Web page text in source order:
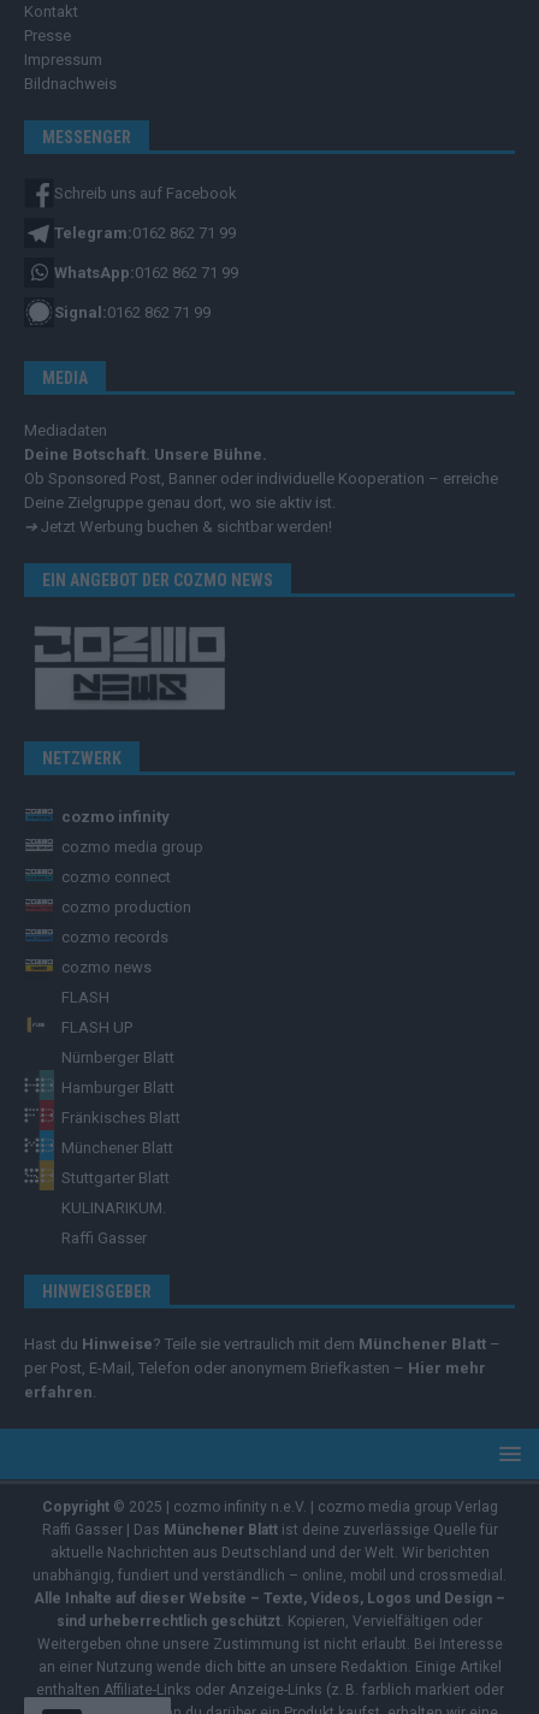
Kontakt
Presse
Impressum
Bildnachweis
MESSENGER
Schreib uns auf Facebook
Telegram:0162 862 71 99
WhatsApp:0162 862 71 99
Signal:0162 862 71 99
MEDIA
Mediadaten
Deine Botschaft. Unsere Bühne.
Ob Sponsored Post, Banner oder individuelle Kooperation – erreiche
Deine Zielgruppe genau dort, wo sie aktiv ist.
➔ Jetzt Werbung buchen & sichtbar werden!
EIN ANGEBOT DER COZMO NEWS
NETZWERK
cozmo infinity
cozmo media group
cozmo connect
cozmo production
cozmo records
cozmo news
FLASH
FLASH UP
Nürnberger Blatt
Hamburger Blatt
Fränkisches Blatt
Münchener Blatt
Stuttgarter Blatt
KULINARIKUM.
Raffi Gasser
HINWEISGEBER
Hast du Hinweise? Teile sie vertraulich mit dem Münchener Blatt –
per Post, E-Mail, Telefon oder anonymem Briefkasten – Hier mehr
erfahren.
Copyright© 2025 | cozmo infinity n.e.V. | cozmo media group Verlag
Raffi Gasser | Das Münchener Blattist deine zuverlässige Quelle für
aktuelle Nachrichten aus Deutschland und der Welt. Wir berichten
unabhängig, fundiert und verständlich – online, mobil und crossmedial.
Alle Inhalte auf dieser Website – Texte, Videos, Logos und Design –
sind urheberrechtlich geschützt. Kopieren, Vervielfältigen oder
Weitergeben ohne unsere Zustimmung ist nicht erlaubt. Bei Interesse
an einer Nutzung wende dich bitte an unsere Redaktion. Einige Artikel
enthalten Affiliate-Links oder Anzeige-Links (z. B. farblich markiert oder